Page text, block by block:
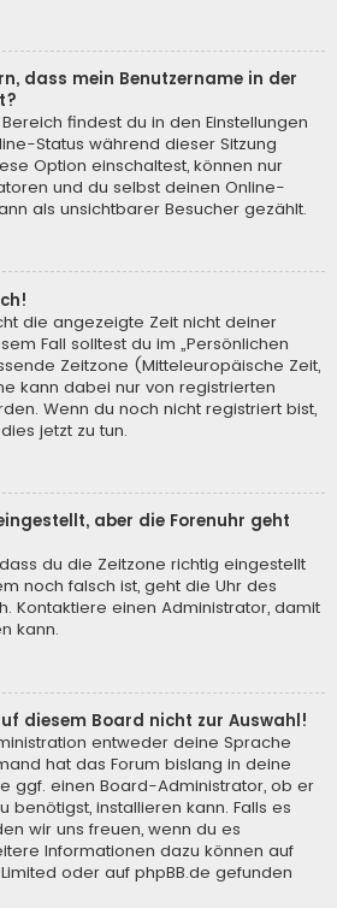
dass mein Benutzername in der
findest du in den Einstellungen
Status während dieser Sitzung
Option einschaltest, können nur
und du selbst deinen Online-
als unsichtbarer Besucher gezählt.
die angezeigte Zeit nicht deiner
Fall solltest du im „Persönlichen
Zeitzone (Mitteleuropäische Zeit,
kann dabei nur von registrierten
Wenn du noch nicht registriert bist,
jetzt zu tun.
aber die Forenuhr geht
du die Zeitzone richtig eingestellt
noch falsch ist, geht die Uhr des
Kontaktiere einen Administrator, damit
kann.
diesem Board nicht zur Auswahl!
entweder deine Sprache
hat das Forum bislang in deine
ggf. einen Board-Administrator, ob er
benötigst, installieren kann. Falls es
wir uns freuen, wenn du es
Informationen dazu können auf
oder auf phpBB.de gefunden